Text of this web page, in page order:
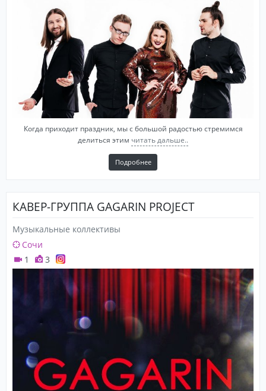
Когда приходит праздник, мы с большой радостью стремимся
делиться этим читать дальше..
Подробнее
КАВЕР-ГРУППА GAGARIN PROJECT
Музыкальные коллективы
Сочи
1
3